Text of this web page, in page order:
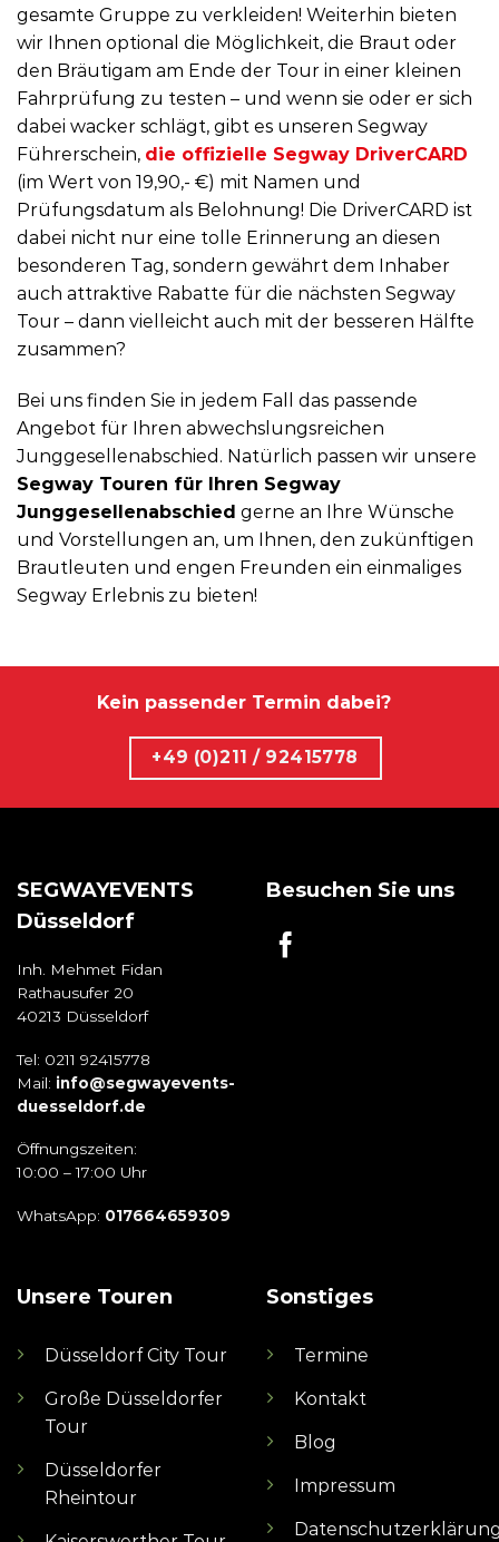
gesamte Gruppe zu verkleiden! Weiterhin bieten
wir Ihnen optional die Möglichkeit, die Braut oder
den Bräutigam am Ende der Tour in einer kleinen
Fahrprüfung zu testen – und wenn sie oder er sich
dabei wacker schlägt, gibt es unseren Segway
Führerschein, die offizielle Segway DriverCARD
(im Wert von 19,90,- €) mit Namen und
Prüfungsdatum als Belohnung! Die DriverCARD ist
dabei nicht nur eine tolle Erinnerung an diesen
besonderen Tag, sondern gewährt dem Inhaber
auch attraktive Rabatte für die nächsten Segway
Tour – dann vielleicht auch mit der besseren Hälfte
zusammen?
Bei uns finden Sie in jedem Fall das passende
Angebot für Ihren abwechslungsreichen
Junggesellenabschied. Natürlich passen wir unsere
Segway Touren für Ihren Segway
Junggesellenabschied gerne an Ihre Wünsche
und Vorstellungen an, um Ihnen, den zukünftigen
Brautleuten und engen Freunden ein einmaliges
Segway Erlebnis zu bieten!
Kein passender Termin dabei?
+49 (0)211 / 92415778
SEGWAYEVENTS
Düsseldorf
Inh. Mehmet Fidan
Rathausufer 20
40213 Düsseldorf
Tel: 0211 92415778
Mail: info@segwayevents-
duesseldorf.de
Öffnungszeiten:
10:00 – 17:00 Uhr
WhatsApp: 017664659309
Besuchen Sie uns
Unsere Touren
Düsseldorf City Tour
Große Düsseldorfer
Tour
Düsseldorfer
Rheintour
Sonstiges
Termine
Kontakt
Blog
Impressum